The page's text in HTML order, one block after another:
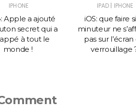
IPHONE
Apple a ajouté
secret qui a
à tout le
monde !
IPAD | IPHONE
iOS: que faire
minuteur ne
pas sur l’écran
verrouillage